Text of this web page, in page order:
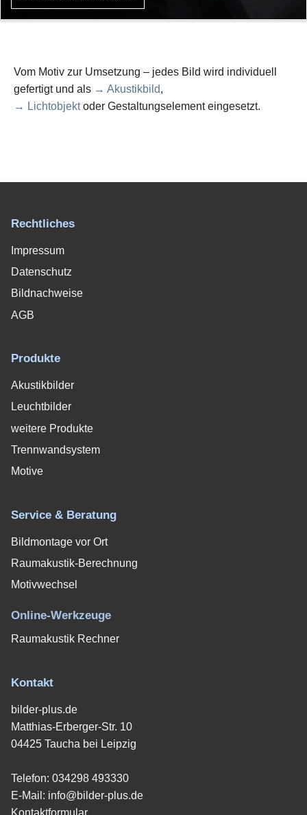
Vom Motiv zur Umsetzung – jedes Bild wird individuell
gefertigt und als → Akustikbild,
→ Lichtobjektoder Gestaltungselement eingesetzt.
Rechtliches
Impressum
Datenschutz
Bildnachweise
AGB
Produkte
Akustikbilder
Leuchtbilder
weitere Produkte
Trennwandsystem
Motive
Service & Beratung
Bildmontage vor Ort
Raumakustik-Berechnung
Motivwechsel
Online-Werkzeuge
Raumakustik Rechner
Kontakt
bilder-plus.de
Matthias-Erberger-Str. 10
04425 Taucha bei Leipzig
Telefon: 034298 493330
E-Mail: info@bilder-plus.de
Kontaktformular